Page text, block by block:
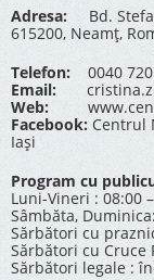
Adresa: Bd.
615200, Neamț,
Telefon: 0040
Email:
Web:
Facebook: Centrul
Iași
Program cu
Luni-Vineri : 08:00
Sâmbăta,
Sărbători cu
Sărbători cu Cruce
Sărbători legale :